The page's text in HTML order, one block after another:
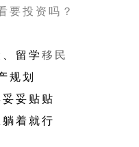
要投资吗？
留学移民
规划
妥贴贴
着就行